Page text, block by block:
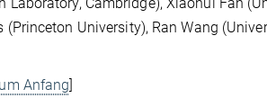
Laboratory, Cambridge), Xiaohui Fan
(Princeton University), Ran Wang
Anfang